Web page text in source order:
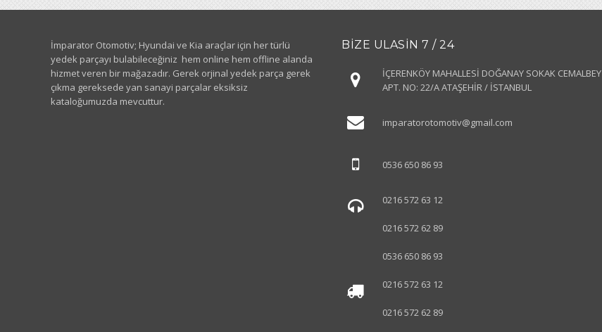
İmparator Otomotiv; Hyundai ve Kia araçlar için her türlü
yedek parçayı bulabileceğiniz hem online hem offline alanda
hizmet veren bir mağazadır. Gerek orjinal yedek parça gerek
çıkma gereksede yan sanayi parçalar eksiksiz
kataloğumuzda mevcuttur.
BIZE ULASIN 7 / 24
İÇERENKÖY MAHALLESİ DOĞANAY SOKAK CEMALBEY
APT. NO: 22/A ATAŞEHİR / İSTANBUL
imparatorotomotiv@gmail.com
0536 650 86 93
0216 572 63 12
0216 572 62 89
0536 650 86 93
0216 572 63 12
0216 572 62 89